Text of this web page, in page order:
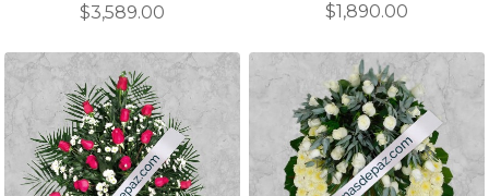
$3,589.00 $1,890.00